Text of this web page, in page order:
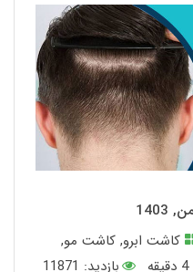
کاشت ابرو, کاشت مو,
4 دقیقه بازدید: 11871